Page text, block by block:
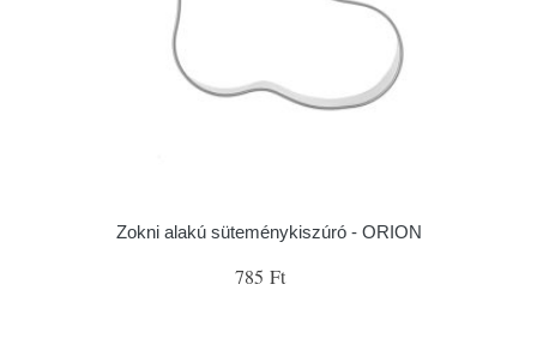
Zokni alakú süteménykiszúró - ORION
785 Ft